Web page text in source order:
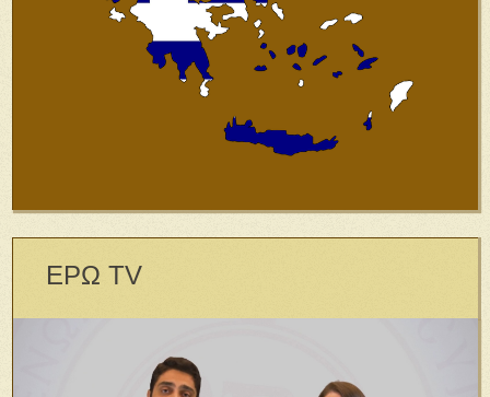
ΕΡΩ TV